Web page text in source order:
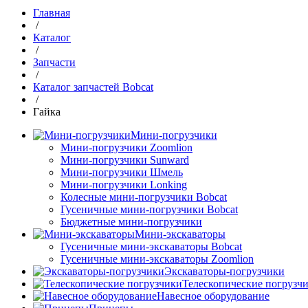
Главная
/
Каталог
/
Запчасти
/
Каталог запчастей Bobcat
/
Гайка
Мини-погрузчики
Мини-погрузчики Zoomlion
Мини-погрузчики Sunward
Мини-погрузчики Шмель
Мини-погрузчики Lonking
Колесные мини-погрузчики Bobcat
Гусеничные мини-погрузчики Bobcat
Бюджетные мини-погрузчики
Мини-экскаваторы
Гусеничные мини-экскаваторы Bobcat
Гусеничные мини-экскаваторы Zoomlion
Экскаваторы-погрузчики
Телескопические
Навесное оборудование